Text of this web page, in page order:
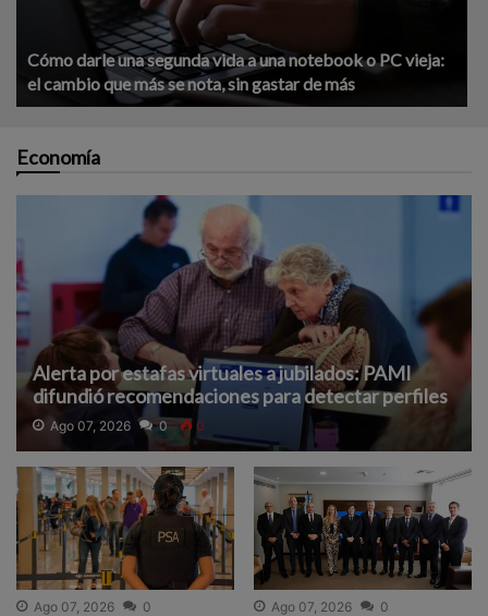
Cómo darle una segunda vida a una notebook o PC vieja:
el cambio que más se nota, sin gastar de más
Economía
Alerta por estafas virtuales a jubilados: PAMI
difundió recomendaciones para detectar perfiles
falsos y proteger datos
Ago 07, 2026 0 0
Ago 07, 2026 0 Ago 07, 2026 0